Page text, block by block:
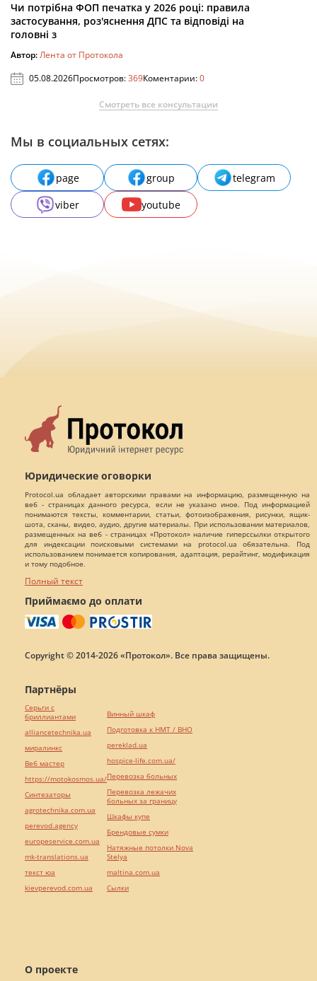
Чи потрібна ФОП печатка у 2026 році: правила
застосування, роз'яснення ДПС та відповіді на
головні з
Автор:Лента от Протокола
05.08.2026Просмотров:369Коментарии:0
Смотреть все консультации
Мы в социальных сетях:
page group
telegram
viber
youtube
Юридические оговорки
Protocol.ua обладает авторскими правами на информацию, размещенную на
веб - страницах данного ресурса, если не указано иное. Под информацией
понимаются тексты, комментарии, статьи, фотоизображения, рисунки, ящик-
шота, сканы, видео, аудио, другие материалы. При использовании материалов,
размещенных на веб - страницах «Протокол» наличие гиперссылки открытого
для индексации поисковыми системами на protocol.ua обязательна. Под
использованием понимается копирования, адаптация, рерайтинг, модификация
и тому подобное.
Полный текст
Приймаємо до оплати
Copyright © 2014-2026 «Протокол». Все права защищены.
О проекте
Партнёры
Серьги с
бриллиантами
alliancetechnika.ua
миралинкс
Веб мастер
https://motokosmos.ua/
Синтезаторы
agrotechnika.com.ua
perevod.agency
europeservice.com.ua
mk-translations.ua
текст юа
kievperevod.com.ua
Винный шкаф
Подготовка к НМТ / ВНО
pereklad.ua
hospice-life.com.ua/
Перевозка больных
Перевозка лежачих
больных за границу
Шкафы купе
Брендовые сумки
Натяжные потолки Nova
Stelya
maltina.com.ua
Cылки